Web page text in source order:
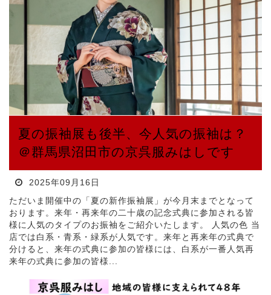
夏の振袖展も後半、今人気の振袖は？
＠群馬県沼田市の京呉服みはしです
2025年09月16日
ただいま開催中の「夏の新作振袖展」が今月末までとなって
おります。来年・再来年の二十歳の記念式典に参加される皆
様に人気のタイプのお振袖をご紹介いたします。 人気の色 当
店では白系・青系・緑系が人気です。来年と再来年の式典で
分けると、来年の式典に参加の皆様には、白系が一番人気再
来年の式典に参加の皆様...